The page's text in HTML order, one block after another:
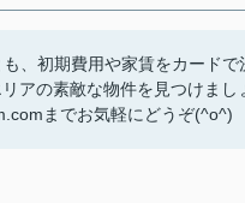
、初期費用や家賃をカードで
アの素敵な物件を見つけまし
までお気軽にどうぞ(^o^)